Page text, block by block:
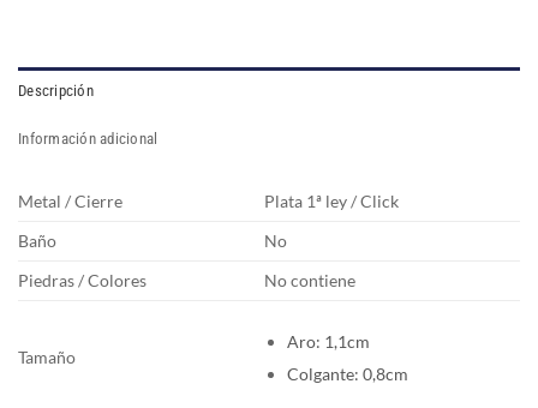
Descripción
Información adicional
Metal / Cierre
Plata 1ª ley / Click
Baño
No
Piedras / Colores
No contiene
Tamaño
Aro: 1,1cm
Colgante: 0,8cm